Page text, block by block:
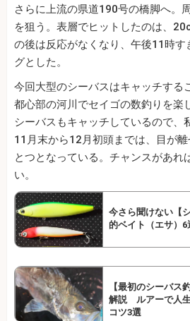
さらに上流の県道190号の橋脚へ。
を狙う。表層でヒットしたのは、
の後は反応がなくなり、午後11時す
グとした。
今回大型のシーバスはキャッチする
都心部の河川でセイゴの数釣りを楽
シーバスもキャッチしているので、
11月末から12月初頭までは、目が
とつとなっている。チャンスがあれ
い。
今さら聞けない【
的ベイト（エサ）6
【最初のシーバス
解説 ルアーで人
コツ3選